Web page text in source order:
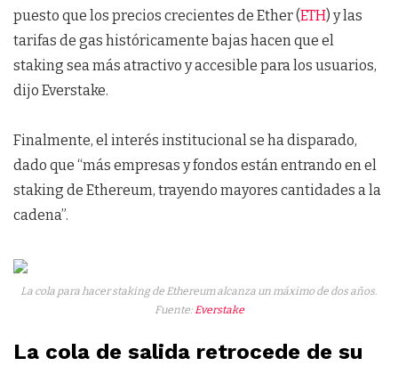
puesto que los precios crecientes de Ether (ETH) y las
tarifas de gas históricamente bajas hacen que el
staking sea más atractivo y accesible para los usuarios,
dijo Everstake.
Finalmente, el interés institucional se ha disparado,
dado que “más empresas y fondos están entrando en el
staking de Ethereum, trayendo mayores cantidades a la
cadena”.
La cola para hacer staking de Ethereum alcanza un máximo de dos años.
Fuente:Everstake
La cola de salida retrocede de su